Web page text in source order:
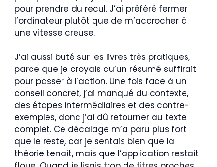
pour prendre du recul. J’ai préféré fermer
l’ordinateur plutôt que de m’accrocher à
une vitesse creuse.
J’ai aussi buté sur les livres très pratiques,
parce que je croyais qu’un résumé suffirait
pour passer à l’action. Une fois face à un
conseil concret, j’ai manqué du contexte,
des étapes intermédiaires et des contre-
exemples, donc j’ai dû retourner au texte
complet. Ce décalage m’a paru plus fort
que le reste, car je sentais bien que la
théorie tenait, mais que l’application restait